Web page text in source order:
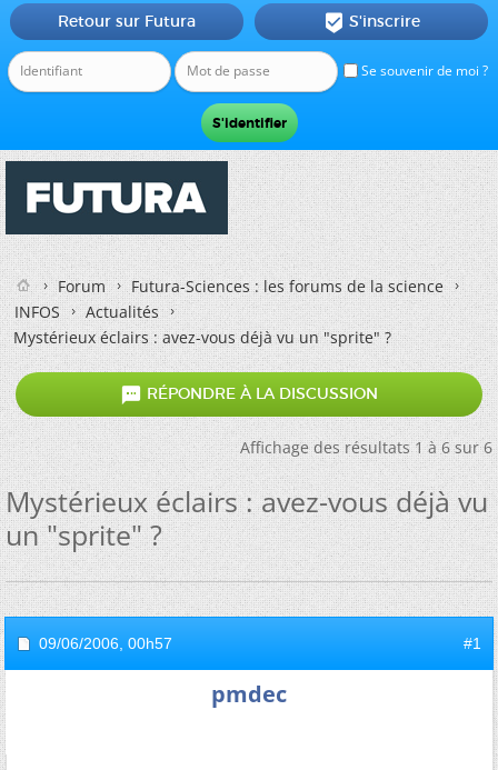
Se souvenir de moi ?
Retour sur Futura  S'inscrire
Forum
Futura-Sciences : les forums de la science
INFOS
Actualités
Mystérieux éclairs : avez-vous déjà vu un "sprite" ?
 RÉPONDRE À LA DISCUSSION
Affichage des résultats 1 à 6 sur 6
Mystérieux éclairs : avez-vous déjà vu
un "sprite" ?
09/06/2006, 00h57 #1
pmdec